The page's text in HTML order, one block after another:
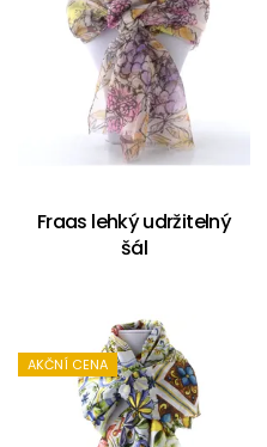
Fraas lehký udržitelný
šál
AKČNÍ CENA